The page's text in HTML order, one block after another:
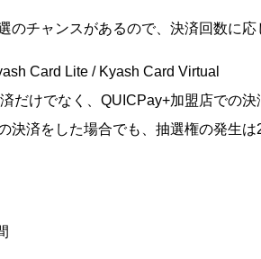
のチャンスがあるので、決済回数に応
Card Lite / Kyash Card Virtual
だけでなく、QUICPay+加盟店での決
決済をした場合でも、抽選権の発生は